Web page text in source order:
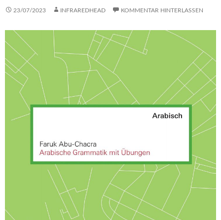
23/07/2023 INFRAREDHEAD KOMMENTAR HINTERLASSEN